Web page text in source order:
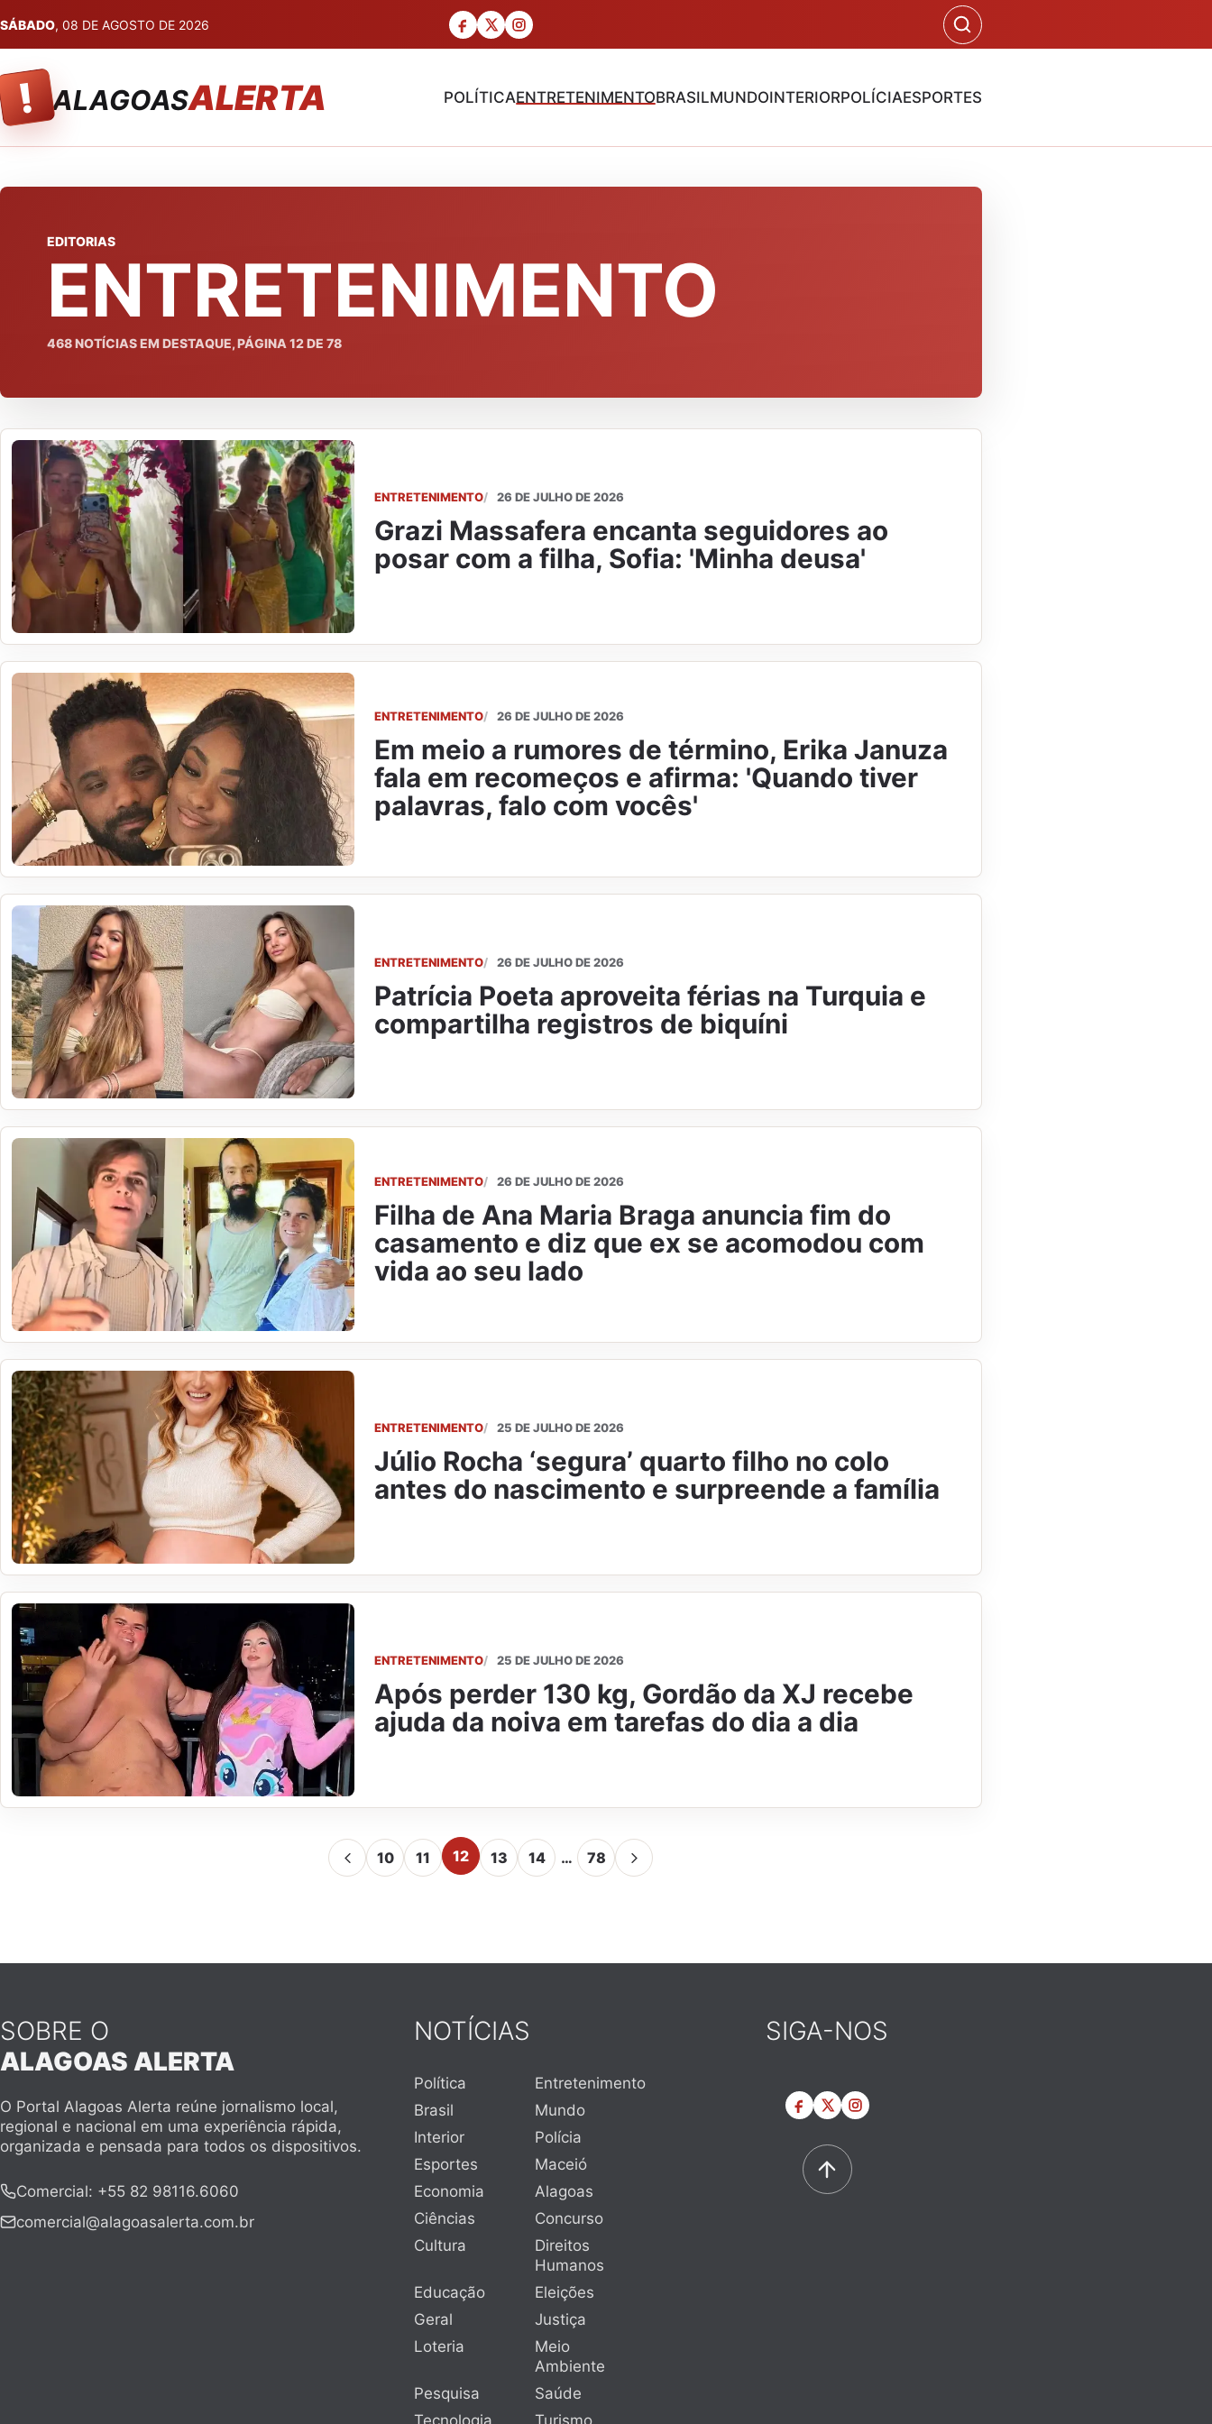
SÁBADO, 08 DE AGOSTO DE 2026
! ALAGOASALERTA POLÍTICAENTRETENIMENTOBRASILMUNDOINTERIORPOLÍCIAESPORTES
EDITORIAS
ENTRETENIMENTO
468NOTÍCIAS EM DESTAQUE, PÁGINA 12DE 78
ENTRETENIMENTO 26 DE JULHO DE 2026
Grazi Massafera encanta seguidores ao
posar com a filha, Sofia: 'Minha deusa'
ENTRETENIMENTO 26 DE JULHO DE 2026
Em meio a rumores de término, Erika Januza
fala em recomeços e afirma: 'Quando tiver
palavras, falo com vocês'
ENTRETENIMENTO 26 DE JULHO DE 2026
Patrícia Poeta aproveita férias na Turquia e
compartilha registros de biquíni
ENTRETENIMENTO 26 DE JULHO DE 2026
Filha de Ana Maria Braga anuncia fim do
casamento e diz que ex se acomodou com
vida ao seu lado
ENTRETENIMENTO 25 DE JULHO DE 2026
Júlio Rocha ‘segura’ quarto filho no colo
antes do nascimento e surpreende a família
ENTRETENIMENTO 25 DE JULHO DE 2026
Após perder 130 kg, Gordão da XJ recebe
ajuda da noiva em tarefas do dia a dia
10 11 12 13 14 … 78
SOBRE O
ALAGOAS ALERTA
O Portal Alagoas Alerta reúne jornalismo local,
regional e nacional em uma experiência rápida,
organizada e pensada para todos os dispositivos.
Comercial: +55 82 98116.6060
comercial@alagoasalerta.com.br
NOTÍCIAS
Política
Entretenimento
Brasil
Mundo
Interior
Polícia
Esportes
Maceió
Economia
Alagoas
Ciências
Concurso
Cultura
Direitos
Humanos
Educação
Eleições
Geral
Justiça
Loteria
Meio
Ambiente
Pesquisa
Saúde
Tecnologia
Turismo
SIGA-NOS